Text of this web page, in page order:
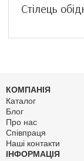
Стілець
КОМПАНІЯ
Каталог
Блог
Про нас
Співпраця
Наші контакти
ІНФОРМАЦІЯ